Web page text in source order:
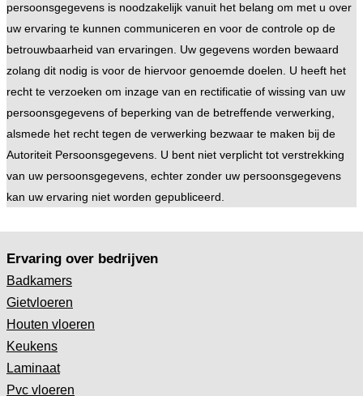
persoonsgegevens is noodzakelijk vanuit het belang om met u over
uw ervaring te kunnen communiceren en voor de controle op de
betrouwbaarheid van ervaringen. Uw gegevens worden bewaard
zolang dit nodig is voor de hiervoor genoemde doelen. U heeft het
recht te verzoeken om inzage van en rectificatie of wissing van uw
persoonsgegevens of beperking van de betreffende verwerking,
alsmede het recht tegen de verwerking bezwaar te maken bij de
Autoriteit Persoonsgegevens. U bent niet verplicht tot verstrekking
van uw persoonsgegevens, echter zonder uw persoonsgegevens
kan uw ervaring niet worden gepubliceerd.
Ervaring over bedrijven
Badkamers
Gietvloeren
Houten vloeren
Keukens
Laminaat
Pvc vloeren